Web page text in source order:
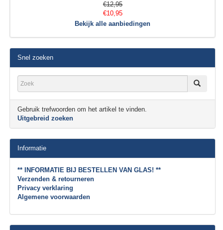
€12,95
€10,95
Bekijk alle aanbiedingen
Snel zoeken
Gebruik trefwoorden om het artikel te vinden.
Uitgebreid zoeken
Informatie
** INFORMATIE BIJ BESTELLEN VAN GLAS! **
Verzenden & retourneren
Privacy verklaring
Algemene voorwaarden